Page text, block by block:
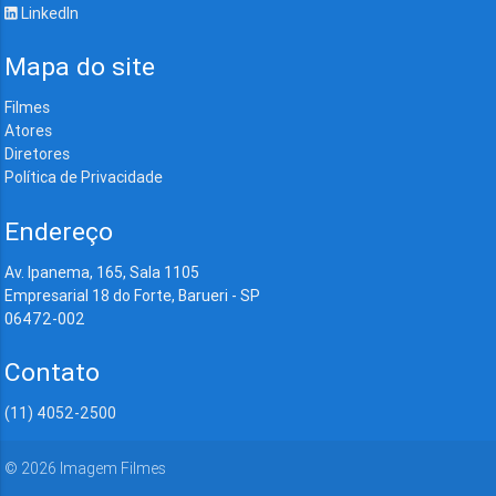
LinkedIn
Mapa do site
Filmes
Atores
Diretores
Política de Privacidade
Endereço
Av. Ipanema, 165, Sala 1105
Empresarial 18 do Forte, Barueri - SP
06472-002
Contato
(11) 4052-2500
© 2026 Imagem Filmes